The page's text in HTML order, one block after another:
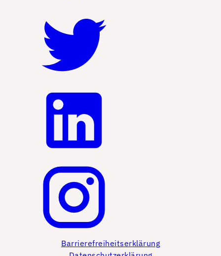
Barrierefreiheitserklärung